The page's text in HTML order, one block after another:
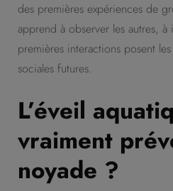
des premières expériences de
apprend à observer les autres,
premières interactions posent
sociales futures.
L’éveil
vraiment
noyade ?